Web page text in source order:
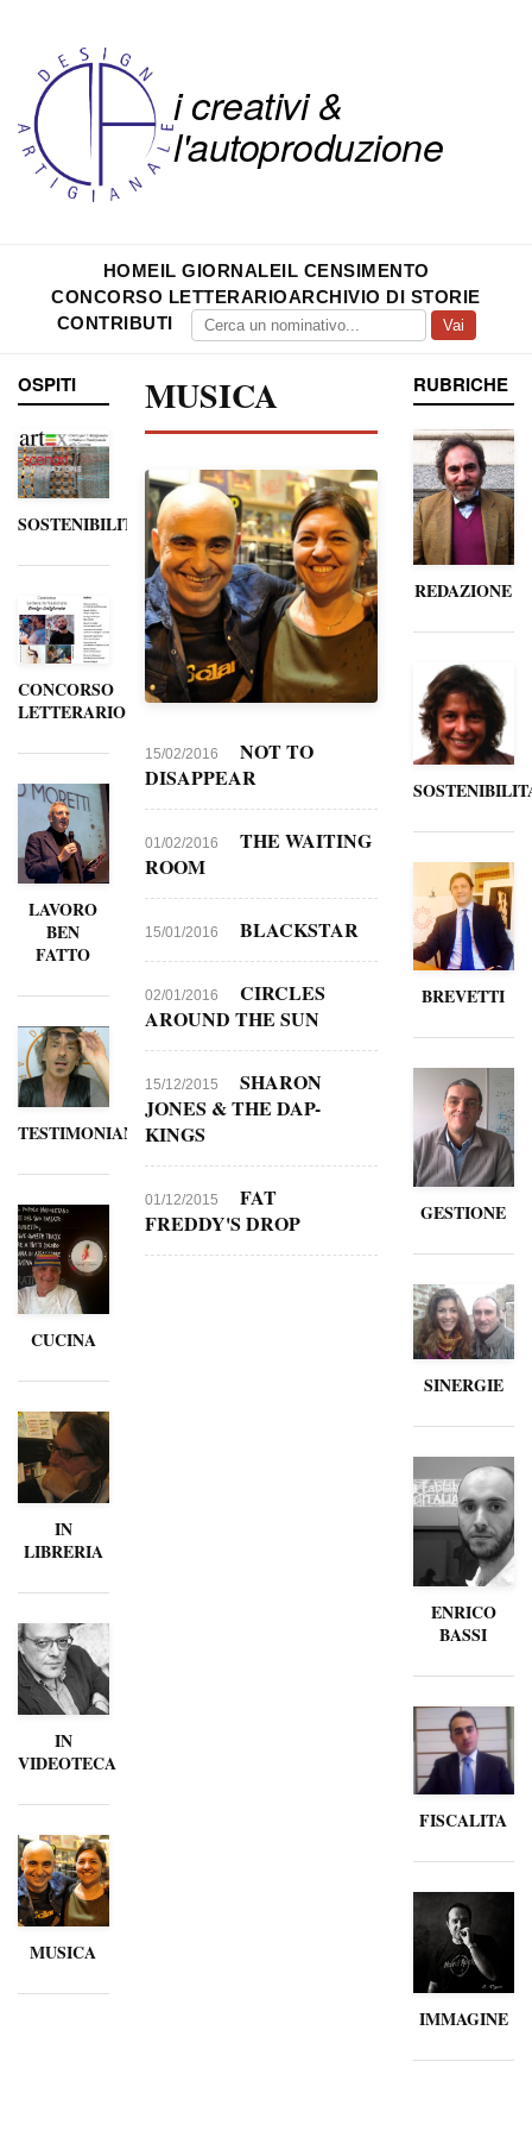
i creativi &
l'autoproduzione
HOMEIL GIORNALEIL CENSIMENTO
CONCORSO LETTERARIOARCHIVIO DI STORIE
CONTRIBUTI
Vai
OSPITI
SOSTENIBILITÀ
CONCORSO
LETTERARIO
LAVORO
BEN
FATTO
TESTIMONIANZE
CUCINA
IN
LIBRERIA
IN
VIDEOTECA
MUSICA
MUSICA
15/02/2016
NOT TO
DISAPPEAR
01/02/2016
THE WAITING
ROOM
15/01/2016 BLACKSTAR
02/01/2016
CIRCLES
AROUND THE SUN
15/12/2015
SHARON
JONES & THE DAP-
KINGS
01/12/2015
FAT
FREDDY'S DROP
RUBRICHE
REDAZIONE
BREVETTI
GESTIONE
SINERGIE
ENRICO
BASSI
FISCALITA
IMMAGINE